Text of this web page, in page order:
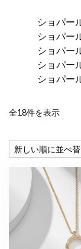
ショパー
ショパー
ショパー
ショパー
ショパー
全18件を表示新
い
順